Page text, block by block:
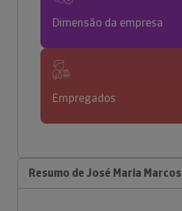
Dimensão da empresa
Empregados
Resumo de José Maria Marcos